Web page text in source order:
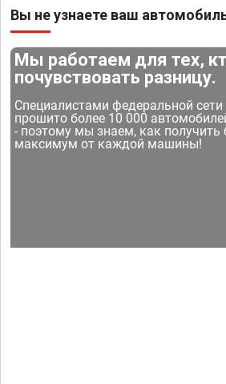
Вы не узнаете ваш
Мы работаем для тех,
почувствовать разницу.
Специалистами федеральной
прошито более 10 000
- поэтому мы знаем, как получить
максимум от каждой машины!